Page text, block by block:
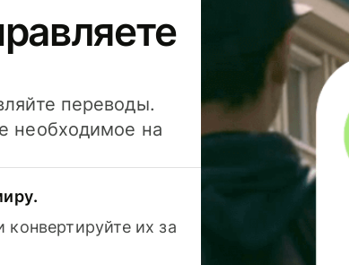
переводы.
необходимое на
их за